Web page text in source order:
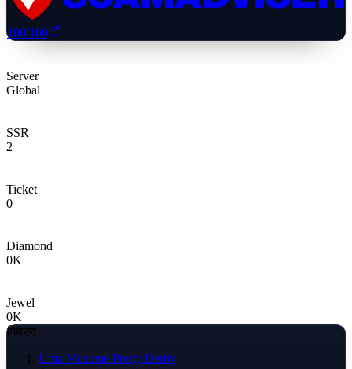
100/100
Server
Global
SSR
2
Ticket
0
Diamond
0K
Jewel
0K
विवरण
Uma Musume Pretty Derby